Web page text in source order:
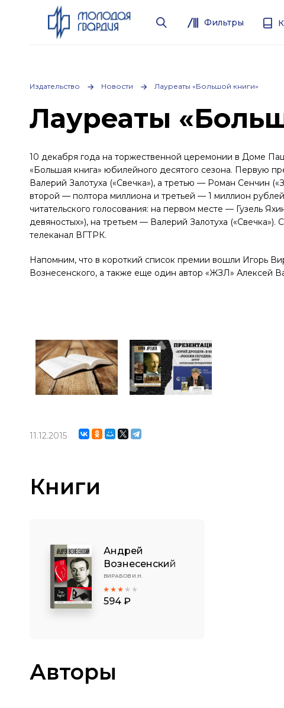
Фильтры
Издательство Новости Лауреаты «Большой книги»
Лауреаты
10 декабря года на торжественной церемонии в Доме
«Большая книга» юбилейного десятого сезона. Первую
Валерий Залотуха («Свечка»), а третью — Роман Сенчин
второй — полтора миллиона и третьей — 1 миллион
читательского голосования: на первом месте — Гузель
девяностых»), на третьем — Валерий Залотуха
телеканал ВГТРК.
Напомним, что в короткий список премии вошли Игорь
Вознесенского, а также еще один автор «ЖЗЛ» Алексей
11.12.2015
Книги
Андрей
Вознесенский
ВИРАБОВ И.Н.
594 ₽
Авторы